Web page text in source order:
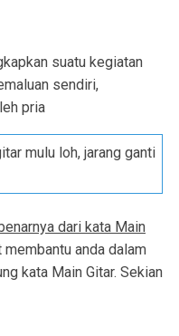
suatu kegiatan
sendiri,
pria
mulu loh, jarang ganti
dari kata Main
anda dalam
kata Main Gitar. Sekian